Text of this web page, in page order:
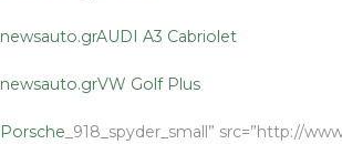
newsauto.grAUDI A3 Cabriolet
newsauto.grVW Golf Plus
Porsche _918_spyder_small” src=”http://